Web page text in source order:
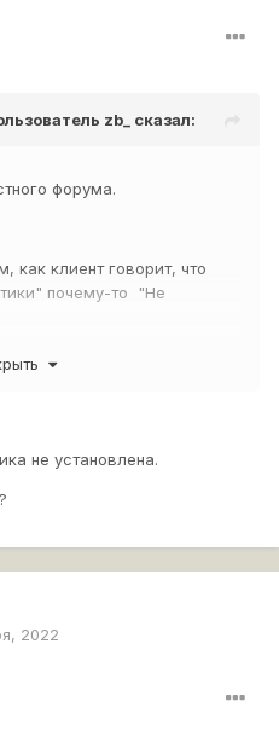
zb_ сказал:
форума.
клиент говорит, что
почему-то "Не
не установлена.
2022